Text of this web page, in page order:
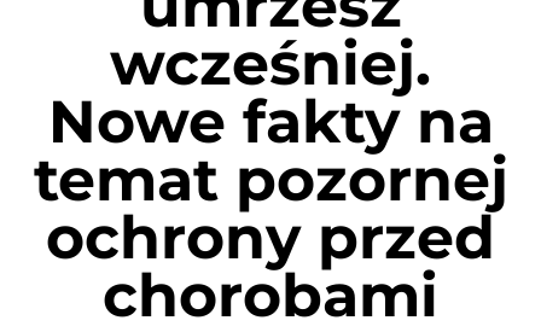
wcześniej.
Nowe fakty na
temat pozornej
ochrony przed
chorobami